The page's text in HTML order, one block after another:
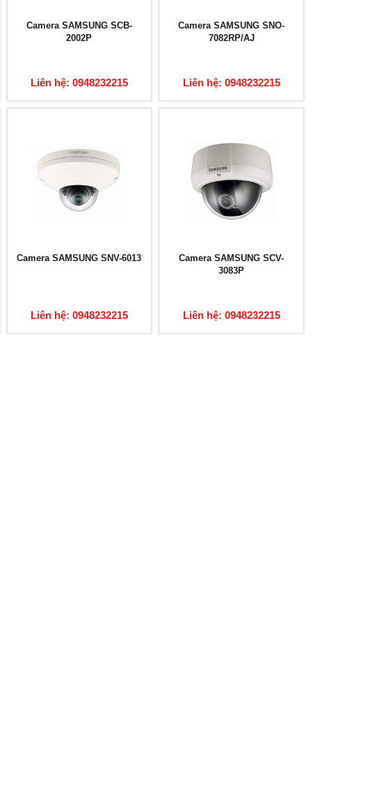
Camera SAMSUNG SCB-
2002P
Liên hệ: 0948232215
Camera SAMSUNG SNO-
7082RP/AJ
Liên hệ: 0948232215
Camera SAMSUNG SNV-6013
Liên hệ: 0948232215
Camera SAMSUNG SCV-
3083P
Liên hệ: 0948232215